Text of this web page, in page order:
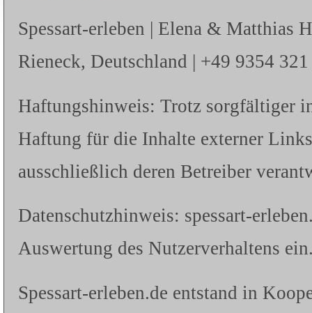
Spessart-erleben | Elena & Matthias
Rieneck, Deutschland | +49 9354
Haftungshinweis: Trotz sorgfältiger
Haftung für die Inhalte externer
ausschließlich deren Betreiber
Datenschutzhinweis: spessart-
Auswertung des Nutzerverhaltens
Spessart-erleben.de entstand in